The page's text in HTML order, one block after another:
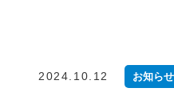
2024.10.12 お知らせ